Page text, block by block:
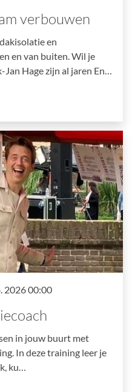
verbouwen
en
en van buiten. Wil je
Jan Hage zijn al jaren En…
2026 00:00
in jouw buurt met
In deze training leer je
ku…